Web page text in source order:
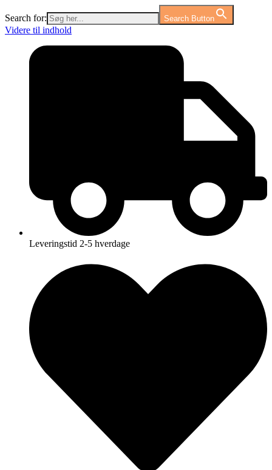
Search for: Search Button
Videre til indhold
Leveringstid 2-5 hverdage